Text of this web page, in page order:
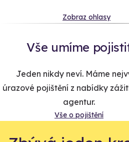
Zobraz ohlasy
Vše umíme
Jeden nikdy neví. Máme
úrazové pojištění z nabídky
agentur.
Vše o pojištění